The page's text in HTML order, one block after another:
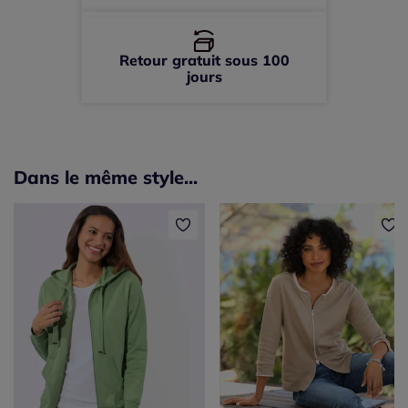
Retour gratuit sous 100
jours
Dans le même style...